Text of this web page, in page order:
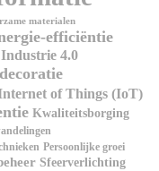
materialen
efficiëntie
Industrie 4.0
of Things (IoT)
Kwaliteitsborging
Persoonlijke groei
Sfeerverlichting